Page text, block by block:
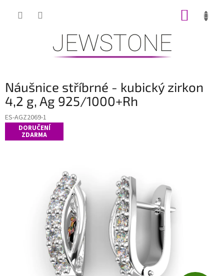
Náušnice stříbrné - kubický zirkon
4,2 g, Ag 925/1000+Rh
ES-AGZ2069-1
DORUČENÍ
ZDARMA